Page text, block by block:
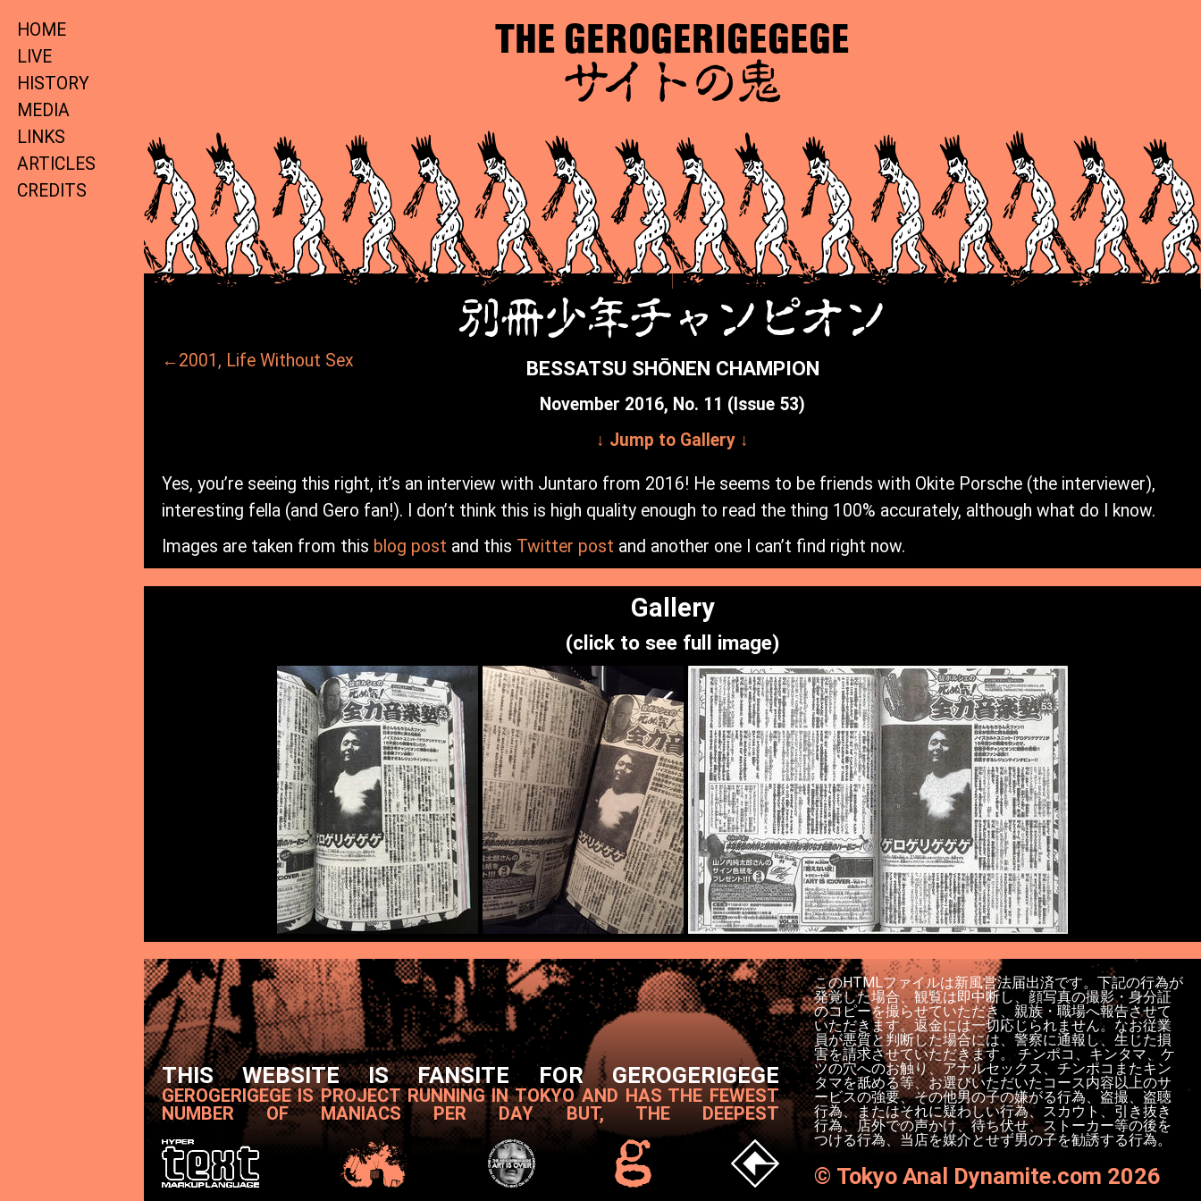
HOME
LIVE
HISTORY
MEDIA
LINKS
ARTICLES
CREDITS
THE GEROGERIGEGEGE
サイトの鬼
別冊少年チャンピオン
←2001, Life Without Sex BESSATSU SHŌNEN CHAMPION
November 2016, No. 11 (Issue 53)
↓ Jump to Gallery ↓
Yes, you’re seeing this right, it’s an interview with Juntaro from 2016! He seems to be friends with Okite Porsche (the interviewer),
interesting fella (and Gero fan!). I don’t think this is high quality enough to read the thing 100% accurately, although what do I know.
Images are taken from this blog post and this Twitter post and another one I can’t find right now.
Gallery
(click to see full image)
THIS WEBSITE IS FANSITE FOR GEROGERIGEGE
GEROGERIGEGE IS PROJECT RUNNING IN TOKYO AND HAS THE FEWEST
NUMBER OF MANIACS PER DAY BUT, THE DEEPEST
このHTMLファイルは新風営法届出済です。下記の行為が
発覚した場合、観覧は即中断し、顔写真の撮影・身分証
のコピーを撮らせていただき、親族・職場へ報告させて
いただきます。返金には一切応じられません。なお従業
員が悪質と判断した場合には、警察に通報し、生じた損
害を請求させていただきます。 チンポコ、キンタマ、ケ
ツの穴へのお触り、アナルセックス、チンポコまたキン
タマを舐める等、お選びいただいたコース内容以上のサ
ービスの強要、その他男の子の嫌がる行為、盗撮、盗聴
行為、またはそれに疑わしい行為、スカウト、引き抜き
行為、店外での声かけ、待ち伏せ、ストーカー等の後を
つける行為、当店を媒介とせず男の子を勧誘する行為。
© Tokyo Anal Dynamite.com 2026